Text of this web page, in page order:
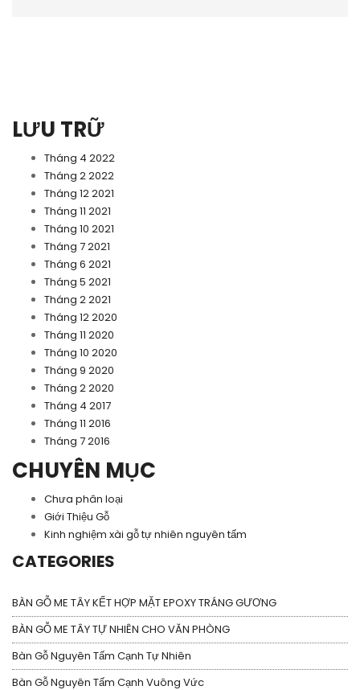
LƯU TRỮ
Tháng 4 2022
Tháng 2 2022
Tháng 12 2021
Tháng 11 2021
Tháng 10 2021
Tháng 7 2021
Tháng 6 2021
Tháng 5 2021
Tháng 2 2021
Tháng 12 2020
Tháng 11 2020
Tháng 10 2020
Tháng 9 2020
Tháng 2 2020
Tháng 4 2017
Tháng 11 2016
Tháng 7 2016
CHUYÊN MỤC
Chưa phân loại
Giới Thiệu Gỗ
Kinh nghiệm xài gỗ tự nhiên nguyên tấm
CATEGORIES
BÀN GỖ ME TÂY KẾT HỢP MẶT EPOXY TRÁNG GƯƠNG
BÀN GỖ ME TÂY TỰ NHIÊN CHO VĂN PHÒNG
Bàn Gỗ Nguyên Tấm Cạnh Tự Nhiên
Bàn Gỗ Nguyên Tấm Cạnh Vuông Vức